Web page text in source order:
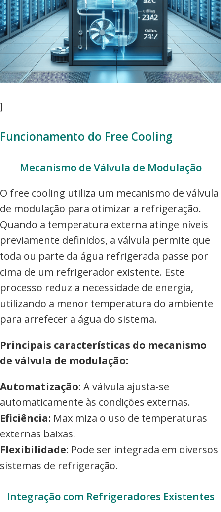
]
Funcionamento do Free Cooling
Mecanismo de Válvula de Modulação
O free cooling utiliza um mecanismo de válvula
de modulação para otimizar a refrigeração.
Quando a temperatura externa atinge níveis
previamente definidos, a válvula permite que
toda ou parte da água refrigerada passe por
cima de um refrigerador existente. Este
processo reduz a necessidade de energia,
utilizando a menor temperatura do ambiente
para arrefecer a água do sistema.
Principais características do mecanismo
de válvula de modulação:
Automatização: A válvula ajusta-se
automaticamente às condições externas.
Eficiência: Maximiza o uso de temperaturas
externas baixas.
Flexibilidade: Pode ser integrada em diversos
sistemas de refrigeração.
Integração com Refrigeradores Existentes